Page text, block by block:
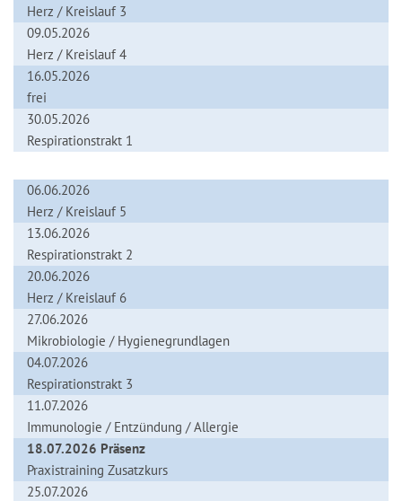
Herz / Kreislauf 3
09.05.2026
Herz / Kreislauf 4
16.05.2026
frei
30.05.2026
Respirationstrakt 1
06.06.2026
Herz / Kreislauf 5
13.06.2026
Respirationstrakt 2
20.06.2026
Herz / Kreislauf 6
27.06.2026
Mikrobiologie / Hygienegrundlagen
04.07.2026
Respirationstrakt 3
11.07.2026
Immunologie / Entzündung / Allergie
18.07.2026 Präsenz
Praxistraining Zusatzkurs
25.07.2026